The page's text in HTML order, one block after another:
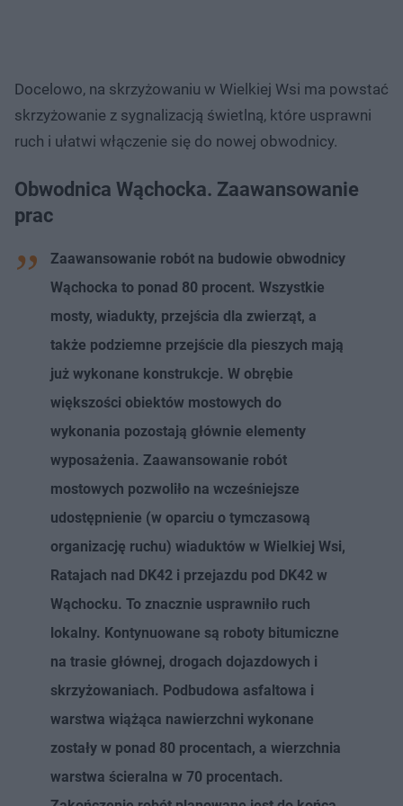
Docelowo, na skrzyżowaniu w Wielkiej Wsi ma powstać
skrzyżowanie z sygnalizacją świetlną, które usprawni
ruch i ułatwi włączenie się do nowej obwodnicy.
Obwodnica Wąchocka. Zaawansowanie
prac
Zaawansowanie robót na budowie obwodnicy
Wąchocka to ponad 80 procent. Wszystkie
mosty, wiadukty, przejścia dla zwierząt, a
także podziemne przejście dla pieszych mają
już wykonane konstrukcje. W obrębie
większości obiektów mostowych do
wykonania pozostają głównie elementy
wyposażenia. Zaawansowanie robót
mostowych pozwoliło na wcześniejsze
udostępnienie (w oparciu o tymczasową
organizację ruchu) wiaduktów w Wielkiej Wsi,
Ratajach nad DK42 i przejazdu pod DK42 w
Wąchocku. To znacznie usprawniło ruch
lokalny. Kontynuowane są roboty bitumiczne
na trasie głównej, drogach dojazdowych i
skrzyżowaniach. Podbudowa asfaltowa i
warstwa wiążąca nawierzchni wykonane
zostały w ponad 80 procentach, a wierzchnia
warstwa ścieralna w 70 procentach.